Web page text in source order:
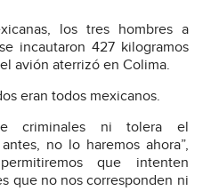
los tres hombres a
incautaron 427 kilogramos
avión aterrizó en Colima.
eran todos mexicanos.
criminales ni tolera el
no lo haremos ahora”,
que intenten
que no nos corresponden ni